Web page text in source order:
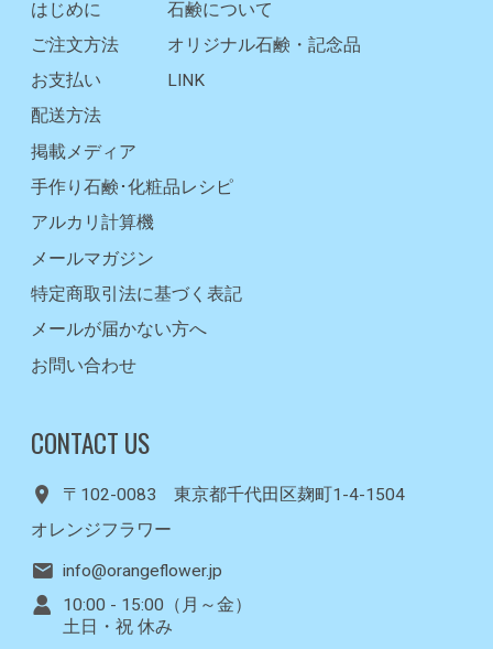
はじめに
ご注文方法
お支払い
石鹸について
オリジナル石鹸・記念品
LINK
配送方法
掲載メディア
手作り石鹸･化粧品レシピ
アルカリ計算機
メールマガジン
特定商取引法に基づく表記
メールが届かない方へ
お問い合わせ
CONTACT US
〒102-0083 東京都千代田区麹町1-4-1504
オレンジフラワー
info@orangeflower.jp
10:00 - 15:00（月～金）
土日・祝 休み